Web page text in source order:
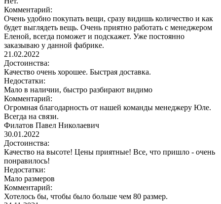
Комментарий:
Очень удобно покупать вещи, сразу видишь количество и как
будет выглядеть вещь. Очень приятно работать с менеджером
Еленой, всегда поможет и подскажет. Уже постоянно
заказываю у данной фабрике.
21.02.2022
Достоинства:
Качество очень хорошее. Быстрая доставка.
Недостатки:
Мало в наличии, быстро разбирают видимо
Комментарий:
Огромная благодарность от нашей команды менеджеру Юле.
Всегда на связи.
Филатов Павел Николаевич
30.01.2022
Достоинства:
Качество на высоте! Цены приятные! Все, что пришло - очень
понравилось!
Недостатки:
Мало размеров
Комментарий:
Хотелось бы, чтобы было больше чем 80 размер.